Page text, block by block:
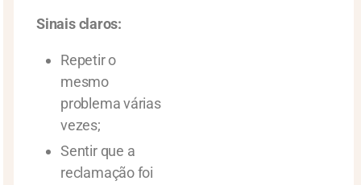
Sinais claros:
Repetir o
mesmo
problema várias
vezes;
Sentir que a
reclamação foi